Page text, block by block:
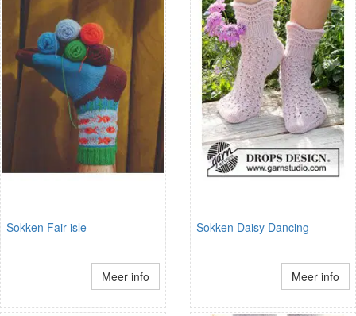
Sokken Fair isle
Meer info
Sokken Daisy Dancing
Meer info